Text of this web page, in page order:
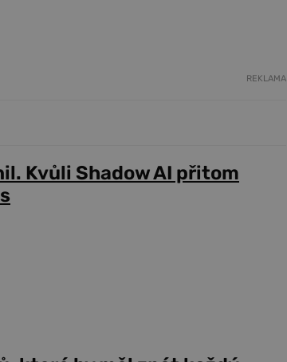
REKLAMA
Kvůli Shadow AI přitom